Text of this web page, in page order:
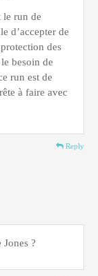
le run de
d’accepter de
des
besoin de
run est de
à faire avec
Reply
?